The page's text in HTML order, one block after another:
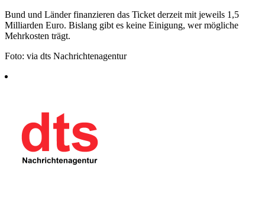
Bund und Länder finanzieren das Ticket derzeit mit jeweils 1,5
Milliarden Euro. Bislang gibt es keine Einigung, wer mögliche
Mehrkosten trägt.
Foto: via dts Nachrichtenagentur